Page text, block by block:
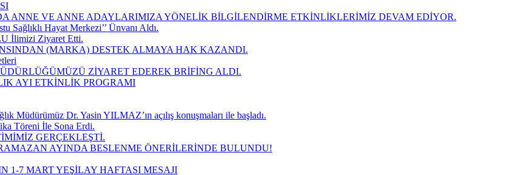
ANNE VE ANNE ADAYLARIMIZA YÖNELİK BİLGİLENDİRME ETKİNLİKLERİMİZ DEVAM EDİYOR.
Sağlıklı Hayat Merkezi’’ Ünvanı Aldı.
İlimizi Ziyaret Etti.
(MARKA) DESTEK ALMAYA HAK KAZANDI.
ZİYARET EDEREK BRİFİNG ALDI.
AYI ETKİNLİK PROGRAMI
Müdürümüz Dr. Yasin YILMAZ’ın açılış konuşmaları ile başladı.
Töreni İle Sona Erdi.
GERÇEKLEŞTİ.
AYINDA BESLENME ÖNERİLERİNDE BULUNDU!
1-7 MART YEŞİLAY HAFTASI MESAJI